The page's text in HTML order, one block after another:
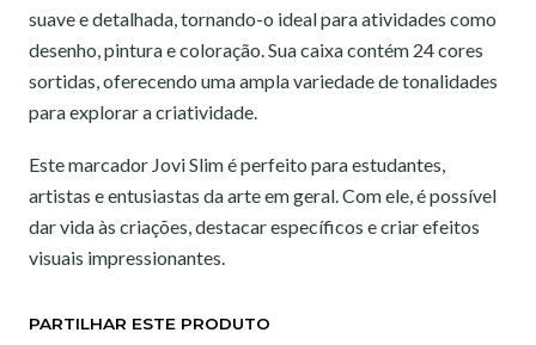
suave e detalhada, tornando-o ideal para atividades como
desenho, pintura e coloração. Sua caixa contém 24 cores
sortidas, oferecendo uma ampla variedade de tonalidades
para explorar a criatividade.
Este marcador Jovi Slim é perfeito para estudantes,
artistas e entusiastas da arte em geral. Com ele, é possível
dar vida às criações, destacar específicos e criar efeitos
visuais impressionantes.
PARTILHAR ESTE PRODUTO